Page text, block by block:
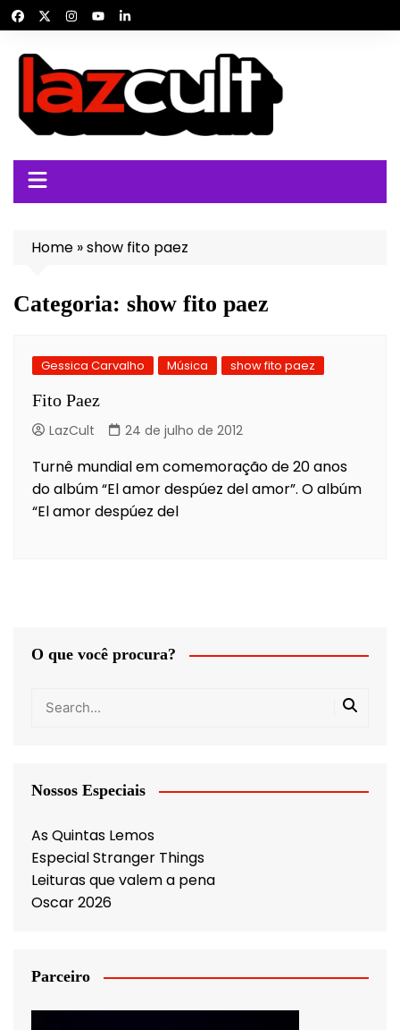
para
conteúdo
Home »show fito paez
Categoria: show fito paez
Gessica Carvalho Música show fito paez
Fito Paez
LazCult 24 de julho de 2012
Turnê mundial em comemoração de 20 anos
do albúm “El amor despúez del amor”. O albúm
“El amor despúez del
O que você procura?
Nossos Especiais
As Quintas Lemos
Especial Stranger Things
Leituras que valem a pena
Oscar 2026
Parceiro